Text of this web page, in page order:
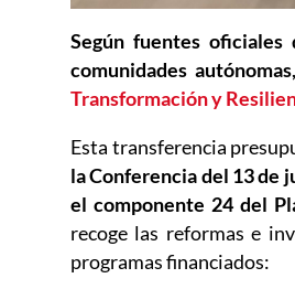
Según fuentes oficiales
comunidades
Transformación y
Esta transferencia
la Conferencia del 13 de
el componente 24 del
recoge las reformas e
programas financiados: